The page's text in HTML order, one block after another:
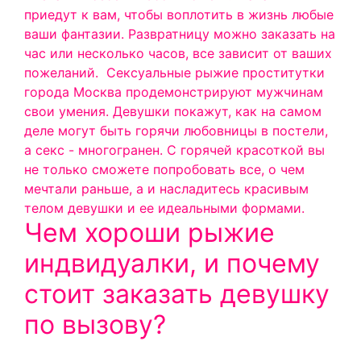
приедут к вам, чтобы воплотить в жизнь любые
ваши фантазии. Развратницу можно заказать на
час или несколько часов, все зависит от ваших
пожеланий. Сексуальные рыжие проститутки
города Москва продемонстрируют мужчинам
свои умения. Девушки покажут, как на самом
деле могут быть горячи любовницы в постели,
а секс - многогранен. С горячей красоткой вы
не только сможете попробовать все, о чем
мечтали раньше, а и насладитесь красивым
телом девушки и ее идеальными формами.
Чем хороши рыжие
индвидуалки, и почему
стоит заказать девушку
по вызову?